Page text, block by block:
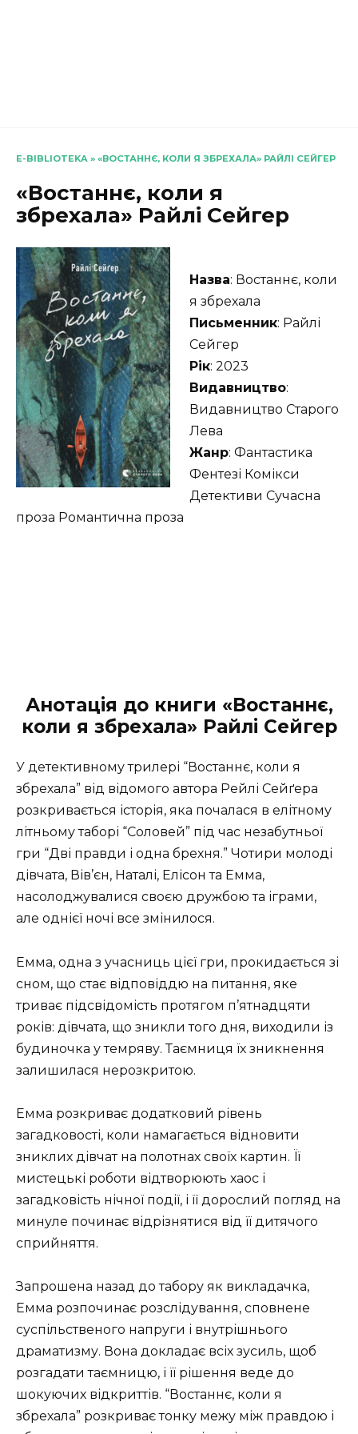
E-BIBLIOTEKA » «ВОСТАННЄ, КОЛИ Я ЗБРЕХАЛА» РАЙЛІ СЕЙГЕР
«Востаннє, коли я
збрехала» Райлі Сейгер
Назва: Востаннє, коли
я збрехала
Письменник: Райлі
Сейгер
Рік: 2023
Видавництво:
Видавництво Старого
Лева
Жанр: Фантастика
Фентезі Комікси
Детективи Сучасна
проза Романтична проза
Анотація до книги «Востаннє,
коли я збрехала» Райлі Сейгер
У детективному трилері “Востаннє, коли я
збрехала” від відомого автора Рейлі Сейґера
розкривається історія, яка почалася в елітному
літньому таборі “Соловей” під час незабутньої
гри “Дві правди і одна брехня.” Чотири молоді
дівчата, Вів’єн, Наталі, Елісон та Емма,
насолоджувалися своєю дружбою та іграми,
але однієї ночі все змінилося.
Емма, одна з учасниць цієї гри, прокидається зі
сном, що стає відповіддю на питання, яке
триває підсвідомість протягом п’ятнадцяти
років: дівчата, що зникли того дня, виходили із
будиночка у темряву. Таємниця їх зникнення
залишилася нерозкритою.
Емма розкриває додатковий рівень
загадковості, коли намагається відновити
зниклих дівчат на полотнах своїх картин. Її
мистецькі роботи відтворюють хаос і
загадковість нічної події, і її дорослий погляд на
минуле починає відрізнятися від її дитячого
сприйняття.
Запрошена назад до табору як викладачка,
Емма розпочинає розслідування, сповнене
суспільственого напруги і внутрішнього
драматизму. Вона докладає всіх зусиль, щоб
розгадати таємницю, і її рішення веде до
шокуючих відкриттів. “Востаннє, коли я
збрехала” розкриває тонку межу між правдою і